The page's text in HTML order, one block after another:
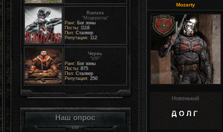
Ramzes
"Модератор"
Ранг: Бог зоны
Посты: 1116
Пол: Сталкер
Репутация: 112
Червь
"VIP"
Ранг: Бог зоны
Посты: 875
Пол: Сталкер
Репутация: 250
Наш опрос
Mozarty
Новенький